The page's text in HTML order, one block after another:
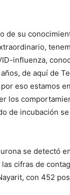
de su
influenza,
de aquí de
eso estamos
los
de incubación
se detectó
cifras de
con 452